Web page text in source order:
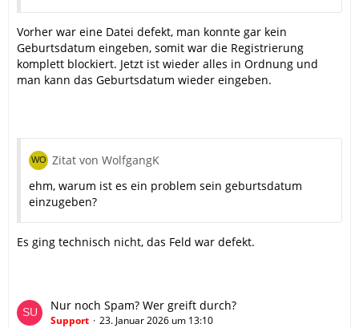
Vorher war eine Datei defekt, man konnte gar kein
Geburtsdatum eingeben, somit war die Registrierung
komplett blockiert. Jetzt ist wieder alles in Ordnung und
man kann das Geburtsdatum wieder eingeben.
Zitat von WolfgangK
ehm, warum ist es ein problem sein geburtsdatum
einzugeben?
Es ging technisch nicht, das Feld war defekt.
Nur noch Spam? Wer greift durch?
Support 23. Januar 2026 um 13:10